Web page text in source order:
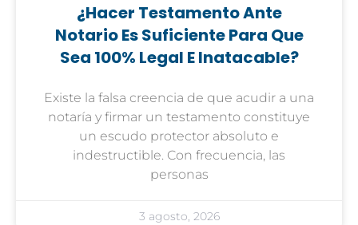
¿Hacer Testamento Ante
Notario Es Suficiente Para Que
Sea 100% Legal E Inatacable?
Existe la falsa creencia de que acudir a una
notaría y firmar un testamento constituye
un escudo protector absoluto e
indestructible. Con frecuencia, las
personas
3 agosto, 2026